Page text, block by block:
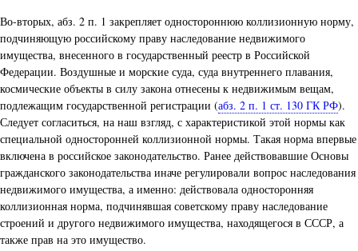
Во-вторых, абз. 2 п. 1 закрепляет одностороннюю коллизионную норму,
подчиняющую российскому праву наследование недвижимого
имущества, внесенного в государственный реестр в Российской
Федерации. Воздушные и морские суда, суда внутреннего плавания,
космические объекты в силу закона отнесены к недвижимым вещам,
подлежащим государственной регистрации (абз. 2 п. 1 ст. 130 ГК РФ).
Следует согласиться, на наш взгляд, с характеристикой этой нормы как
специальной односторонней коллизионной нормы. Такая норма впервые
включена в российское законодательство. Ранее действовавшие Основы
гражданского законодательства иначе регулировали вопрос наследования
недвижимого имущества, а именно: действовала односторонняя
коллизионная норма, подчинявшая советскому праву наследование
строений и другого недвижимого имущества, находящегося в СССР, а
также прав на это имущество.